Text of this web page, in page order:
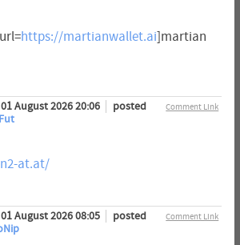
https://martianwallet.ai]martian
Comment Link
August 2026 20:06
posted
at.at/
Comment Link
August 2026 08:05
posted